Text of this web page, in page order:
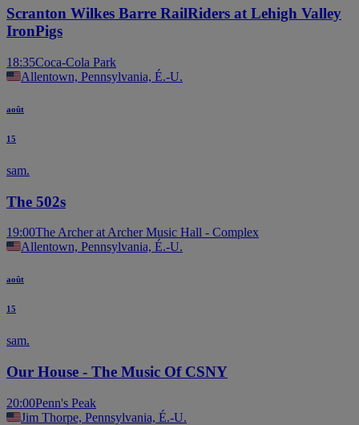
Scranton Wilkes Barre RailRiders at Lehigh Valley
IronPigs
18:35Coca-Cola Park
Allentown, Pennsylvania, É.-U.
août
15
sam.
The 502s
19:00The Archer at Archer Music Hall - Complex
Allentown, Pennsylvania, É.-U.
août
15
sam.
Our House - The Music Of CSNY
20:00Penn's Peak
Jim Thorpe, Pennsylvania, É.-U.